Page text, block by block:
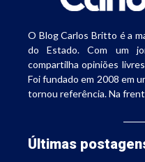
O Blog Carlos Britto é a
do Estado. Com um
compartilha opiniões
Foi fundado em 2008 em
tornou referência. Na
Últimas